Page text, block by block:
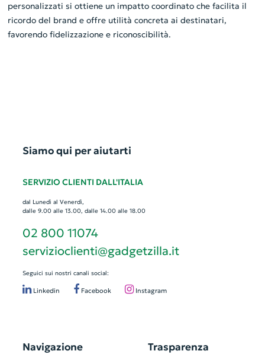
personalizzati si ottiene un impatto coordinato che facilita il
ricordo del brand e offre utilità concreta ai destinatari,
favorendo fidelizzazione e riconoscibilità.
Siamo qui per aiutarti
SERVIZIO CLIENTI DALL'ITALIA
dal Lunedì al Venerdì,
dalle 9.00 alle 13.00, dalle 14.00 alle 18.00
02 800 11074
servizioclienti@gadgetzilla.it
Seguici sui nostri canali social:
Linkedin Facebook Instagram
Navigazione Trasparenza